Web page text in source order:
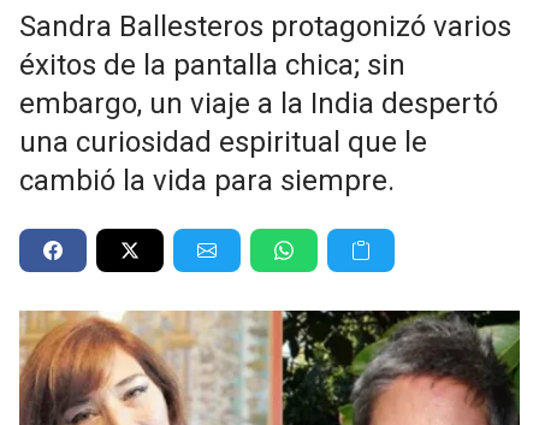
Sandra Ballesteros protagonizó varios
éxitos de la pantalla chica; sin
embargo, un viaje a la India despertó
una curiosidad espiritual que le
cambió la vida para siempre.